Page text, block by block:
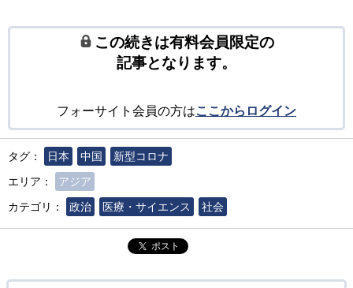
この続きは有料会員限定の
記事となります。
フォーサイト会員の方はここからログイン
タグ： 日本 中国
新型コロナ
エリア：
アジア
カテゴリ：
政治 医療・サイエンス 社会
ポスト